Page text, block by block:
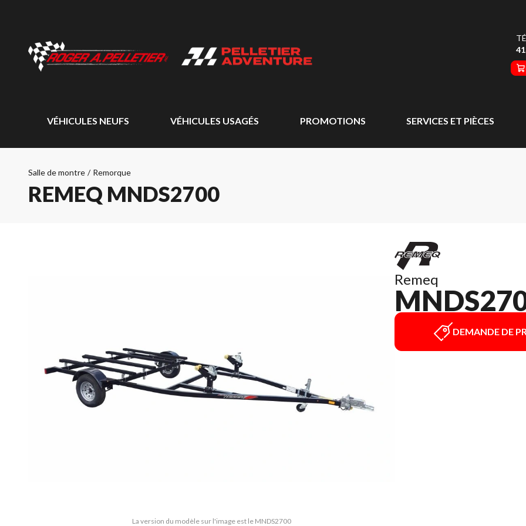
VÉHICULES NEUFS VÉHICULES USAGÉS PROMOTIONS SERVICES ET PIÈCES
Salle de montre / Remorque
REMEQ MNDS2700
La version du modèle sur l'image est le MNDS2700
Remeq
DEMANDE DE